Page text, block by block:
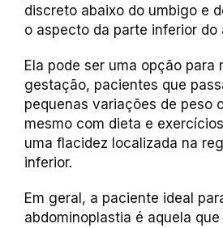
discreto abaixo do umbigo e
o aspecto da parte inferior do
Ela pode ser uma opção para
gestação, pacientes que
pequenas variações de peso
mesmo com dieta e
uma flacidez localizada na
inferior.
Em geral, a paciente ideal
abdominoplastia é aquela